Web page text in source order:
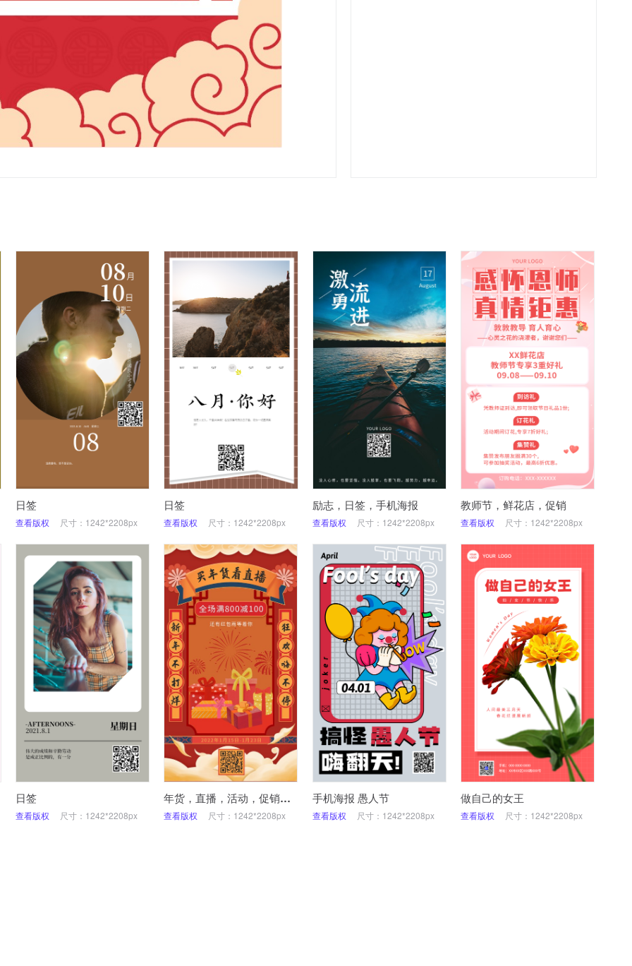
日签
查看版权 尺寸：1242*2208px
日签
查看版权 尺寸：1242*2208px
励志，日签，手机海报
查看版权 尺寸：1242*2208px
教师节，鲜花店，促销
查看版权 尺寸：1242*2208px
日签
查看版权 尺寸：1242*2208px
年货，直播，活动，促销，营销，手机海报
查看版权 尺寸：1242*2208px
手机海报 愚人节
查看版权 尺寸：1242*2208px
做自己的女王
查看版权 尺寸：1242*2208px